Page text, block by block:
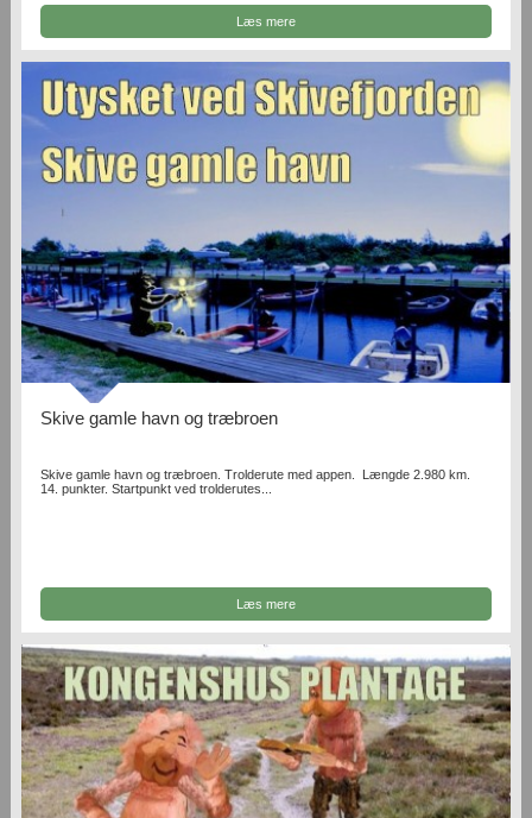
Læs mere
Skive gamle havn og træbroen
Skive gamle havn og træbroen. Trolderute med appen. Længde 2.980 km.
14. punkter. Startpunkt ved trolderutes...
Læs mere